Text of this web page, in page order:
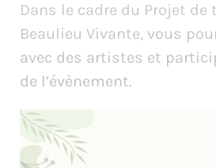
Dans le cadre du Projet de
Beaulieu Vivante, vous
avec des artistes et
de l’évènement.